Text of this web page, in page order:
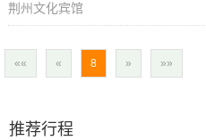
荆州文化宾馆
«« « 8 » »»
推荐行程